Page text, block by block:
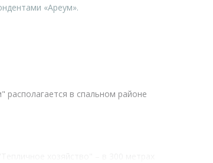
«Ареум».
в спальном районе